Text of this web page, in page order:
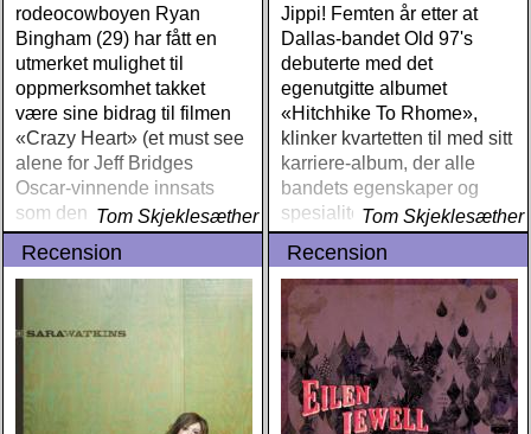
rodeocowboyen Ryan
Bingham (29) har fått en
utmerket mulighet til
oppmerksomhet takket
være sine bidrag til filmen
«Crazy Heart» (et must see
alene for Jeff Bridges
Oscar-vinnende innsats
som den alkoholiserte og
lakoniske countrysangeren
Bad Blake!)
Tom Skjeklesæther
Jippi! Femten år etter at
Dallas-bandet Old 97's
debuterte med det
egenutgitte albumet
«Hitchhike To Rhome»,
klinker kvartetten til med sitt
karriere-album, der alle
bandets egenskaper og
spesialiteter forenes til en
høyere enhet
Tom Skjeklesæther
Recension Recension